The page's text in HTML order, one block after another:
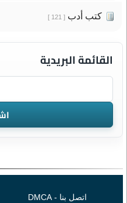
كتب أدب[ 121 ]
القائمة البريدية
اتصل بنا - DMCA